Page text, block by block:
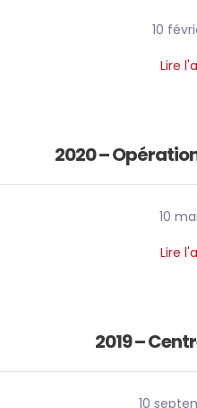
10
Lire
2020 –
10
Lire
2019 –
10